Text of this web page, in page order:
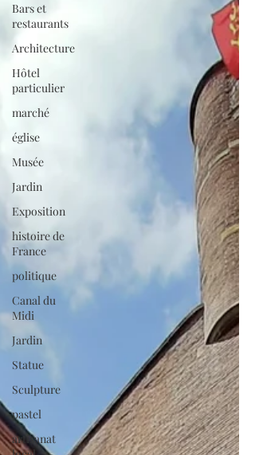
Bars et
restaurants
Architecture
Hôtel
particulier
marché
église
Musée
Jardin
Exposition
histoire de
France
politique
Canal du
Midi
Jardin
Statue
Sculpture
pastel
artisanat